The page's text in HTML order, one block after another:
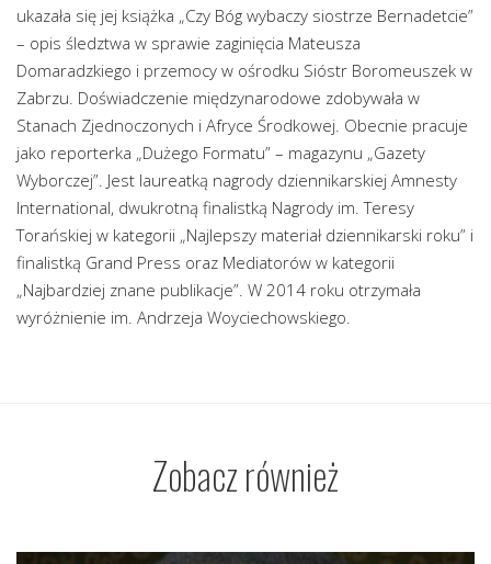
ukazała się jej książka „Czy Bóg wybaczy siostrze Bernadetcie”
– opis śledztwa w sprawie zaginięcia Mateusza
Domaradzkiego i przemocy w ośrodku Sióstr Boromeuszek w
Zabrzu. Doświadczenie międzynarodowe zdobywała w
Stanach Zjednoczonych i Afryce Środkowej. Obecnie pracuje
jako reporterka „Dużego Formatu” – magazynu „Gazety
Wyborczej”. Jest laureatką nagrody dziennikarskiej Amnesty
International, dwukrotną finalistką Nagrody im. Teresy
Torańskiej w kategorii „Najlepszy materiał dziennikarski roku” i
finalistką Grand Press oraz Mediatorów w kategorii
„Najbardziej znane publikacje”. W 2014 roku otrzymała
wyróżnienie im. Andrzeja Woyciechowskiego.
Zobacz również